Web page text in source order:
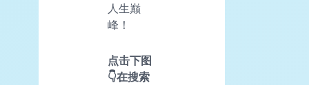
人生巅
峰！
点击下图
👇在搜索